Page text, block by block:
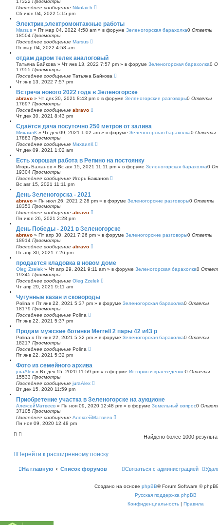
17322 Просмотры
Последнее сообщение Nikolaich
Сб июн 04, 2022 5:15 pm
Электрик,электромонтажные работы
Marsus » Пт мар 04, 2022 4:58 am » в форуме Зеленогорская барахолка0 Ответы
18504 Просмотры
Последнее сообщение Marsus
Пт мар 04, 2022 4:58 am
отдам даром телек аналоговый
Татьяна Байкова » Чт янв 13, 2022 7:57 pm » в форуме Зеленогорская барахолка0
17955 Просмотры
Последнее сообщение Татьяна Байкова
Чт янв 13, 2022 7:57 pm
Встреча нового 2022 года в Зеленогорске
abravo » Чт дек 30, 2021 8:43 pm » в форуме Зеленогорские разговоры0 Ответы
17697 Просмотры
Последнее сообщение abravo
Чт дек 30, 2021 8:43 pm
Сдаётся дача посуточно 250 метров от залива
МихаилК » Чт дек 09, 2021 1:02 am » в форуме Зеленогорская барахолка0 Ответы
17883 Просмотры
Последнее сообщение МихаилК
Чт дек 09, 2021 1:02 am
Есть хорошая работа в Репино на постоянку
Игорь Бажанов » Вс авг 15, 2021 11:11 pm » в форуме Зеленогорская барахолка0
19304 Просмотры
Последнее сообщение Игорь Бажанов
Вс авг 15, 2021 11:11 pm
День Зеленогорска - 2021
abravo » Пн июл 26, 2021 2:28 pm » в форуме Зеленогорские разговоры0 Ответы
18353 Просмотры
Последнее сообщение abravo
Пн июл 26, 2021 2:28 pm
День Победы - 2021 в Зеленогорске
abravo » Пт апр 30, 2021 7:26 pm » в форуме Зеленогорские разговоры0 Ответы
18914 Просмотры
Последнее сообщение abravo
Пт апр 30, 2021 7:26 pm
продается кладовка в новом доме
Oleg Zzelek » Чт апр 29, 2021 9:11 am » в форуме Зеленогорская барахолка0
19345 Просмотры
Последнее сообщение Oleg Zzelek
Чт апр 29, 2021 9:11 am
Чугунные казан и сковороды
Polina » Пт янв 22, 2021 5:37 pm » в форуме Зеленогорская барахолка0 Ответы
18179 Просмотры
Последнее сообщение Polina
Пт янв 22, 2021 5:37 pm
Продам мужские ботинки Merrell 2 пары 42 и43 р
Polina » Пт янв 22, 2021 5:32 pm » в форуме Зеленогорская барахолка0 Ответы
18217 Просмотры
Последнее сообщение Polina
Пт янв 22, 2021 5:32 pm
Фото из семейного архива
juraAlex » Вт дек 15, 2020 11:59 pm » в форуме История и краеведение0 Ответы
15533 Просмотры
Последнее сообщение juraAlex
Вт дек 15, 2020 11:59 pm
Приобретение участка в Зеленогорске на аукционе
АлексейМатвеев » Пн ноя 09, 2020 12:48 pm » в форуме Земельный вопрос0
37105 Просмотры
Последнее сообщение АлексейМатвеев
Пн ноя 09, 2020 12:48 pm
Найдено более 1000
Перейти к расширенному поиску
На главную Список форумов Связаться с администрацией
Создано на основе phpBB® Forum Software ©
Русская поддержка phpBB
Конфиденциальность | Правила